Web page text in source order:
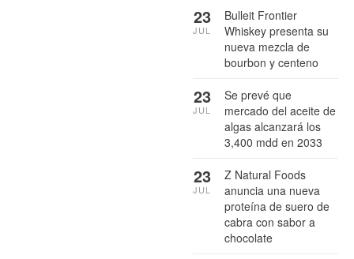
Bulleit Frontier
Whiskey presenta su
nueva mezcla de
bourbon y centeno
23
JUL
Se prevé que
mercado del aceite de
algas alcanzará los
3,400 mdd en 2033
23
JUL
Z Natural Foods
anuncia una nueva
proteína de suero de
cabra con sabor a
chocolate
23
JUL